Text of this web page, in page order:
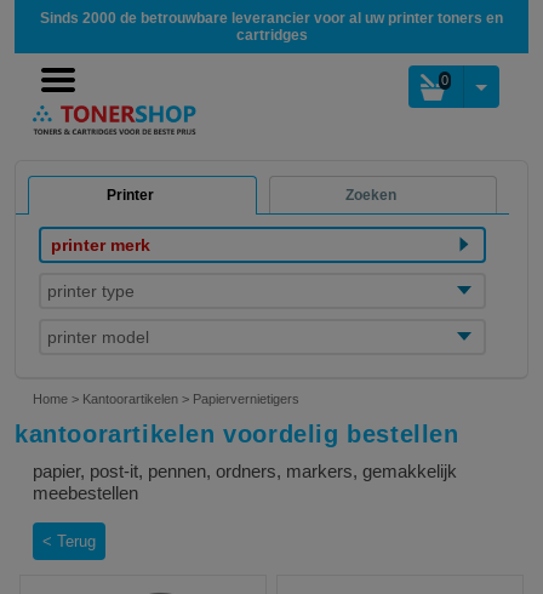
Sinds 2000 de betrouwbare leverancier voor al uw printer toners en
cartridges
0
Printer Zoeken
printer merk
printer type
printer model
Home > Kantoorartikelen > Papiervernietigers
kantoorartikelen voordelig bestellen
papier, post-it, pennen, ordners, markers, gemakkelijk
meebestellen
Terug